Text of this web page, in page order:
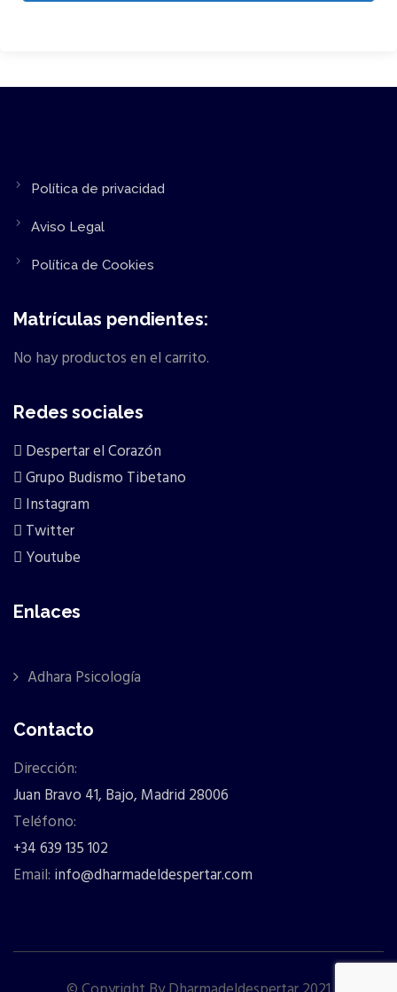
Política de privacidad
Aviso Legal
Política de Cookies
Matrículas pendientes:
No hay productos en el carrito.
Redes sociales
Despertar el Corazón
Grupo Budismo Tibetano
Instagram
Twitter
Youtube
Enlaces
Adhara Psicología
Contacto
Dirección:
Juan Bravo 41, Bajo, Madrid 28006
Teléfono:
+34 639 135 102
Email: info@dharmadeldespertar.com